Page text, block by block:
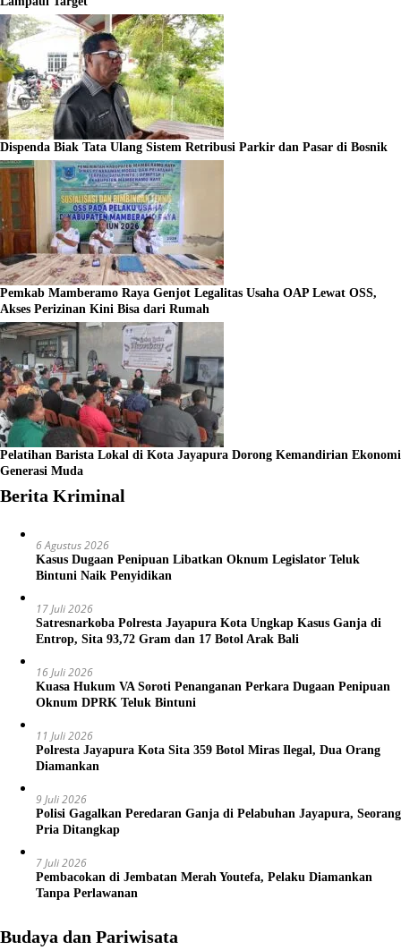
Dispenda Biak Tata Ulang Sistem Retribusi Parkir dan Pasar di Bosnik
Pemkab Mamberamo Raya Genjot Legalitas Usaha OAP Lewat OSS,
Akses Perizinan Kini Bisa dari Rumah
Pelatihan Barista Lokal di Kota Jayapura Dorong Kemandirian Ekonomi
Generasi Muda
Berita Kriminal
6 Agustus 2026
Kasus Dugaan Penipuan Libatkan Oknum Legislator Teluk
Bintuni Naik Penyidikan
17 Juli 2026
Satresnarkoba Polresta Jayapura Kota Ungkap Kasus Ganja di
Entrop, Sita 93,72 Gram dan 17 Botol Arak Bali
16 Juli 2026
Kuasa Hukum VA Soroti Penanganan Perkara Dugaan Penipuan
Oknum DPRK Teluk Bintuni
11 Juli 2026
Polresta Jayapura Kota Sita 359 Botol Miras Ilegal, Dua Orang
Diamankan
9 Juli 2026
Polisi Gagalkan Peredaran Ganja di Pelabuhan Jayapura, Seorang
Pria Ditangkap
7 Juli 2026
Pembacokan di Jembatan Merah Youtefa, Pelaku Diamankan
Tanpa Perlawanan
Budaya dan Pariwisata